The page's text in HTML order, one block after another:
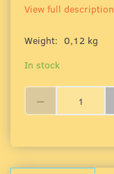
View full description
Weight: 0,12 kg
In stock